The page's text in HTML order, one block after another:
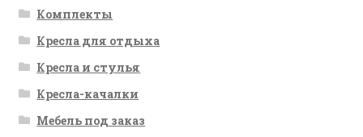
Комплекты
Кресла для отдыха
Кресла и стулья
Кресла-качалки
Мебель под заказ